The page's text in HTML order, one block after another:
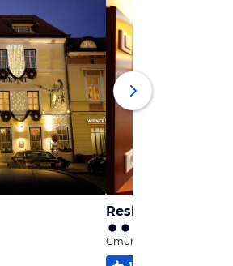
Residenz Royal
Gmünd, Niederösterreich